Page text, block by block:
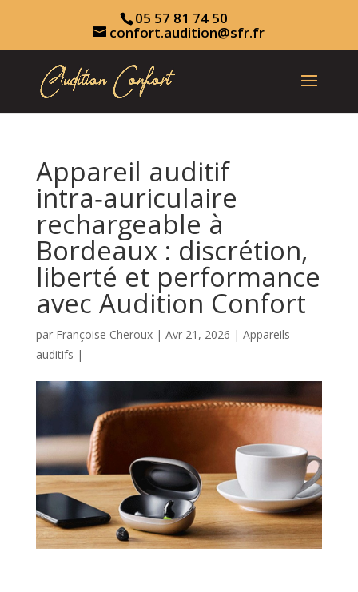
05 57 81 74 50
confort.audition@sfr.fr
Appareil auditif
intra‑auriculaire
rechargeable à
Bordeaux : discrétion,
liberté et performance
avec Audition Confort
par Françoise Cheroux| Avr 21, 2026 | Appareils
auditifs |